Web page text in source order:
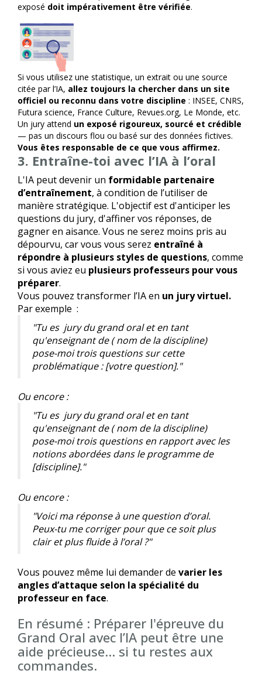
exposé doit impérativement être vérifiée.
Si vous utilisez une statistique, un extrait ou une source
citée par l’IA, allez toujours la chercher dans un site
officiel ou reconnu dans votre discipline : INSEE, CNRS,
Futura science, France Culture, Revues.org, Le Monde, etc.
Un jury attend un exposé rigoureux, sourcé et crédible
— pas un discours flou ou basé sur des données fictives.
Vous êtes responsable de ce que vous affirmez.
3. Entraîne-toi avec l’IA à l’oral
L'IA peut devenir un formidable partenaire
d’entraînement, à condition de l’utiliser de
manière stratégique. L'objectif est d'anticiper les
questions du jury, d'affiner vos réponses, de
gagner en aisance. Vous ne serez moins pris au
dépourvu, car vous vous serez entraîné à
répondre à plusieurs styles de questions, comme
si vous aviez eu plusieurs professeurs pour vous
préparer.
Vous pouvez transformer l’IA en un jury virtuel.
Par exemple :
"Tu es jury du grand oral et en tant
qu'enseignant de ( nom de la discipline)
pose-moi trois questions sur cette
problématique : [votre question]."
Ou encore :
"Tu es jury du grand oral et en tant
qu'enseignant de ( nom de la discipline)
pose-moi trois questions en rapport avec les
notions abordées dans le programme de
[discipline]."
Ou encore :
"Voici ma réponse à une question d’oral.
Peux-tu me corriger pour que ce soit plus
clair et plus fluide à l’oral ?"
Vous pouvez même lui demander de varier les
angles d’attaque selon la spécialité du
professeur en face.
En résumé : Préparer l'épreuve du
Grand Oral avec l’IA peut être une
aide précieuse… si tu restes aux
commandes.